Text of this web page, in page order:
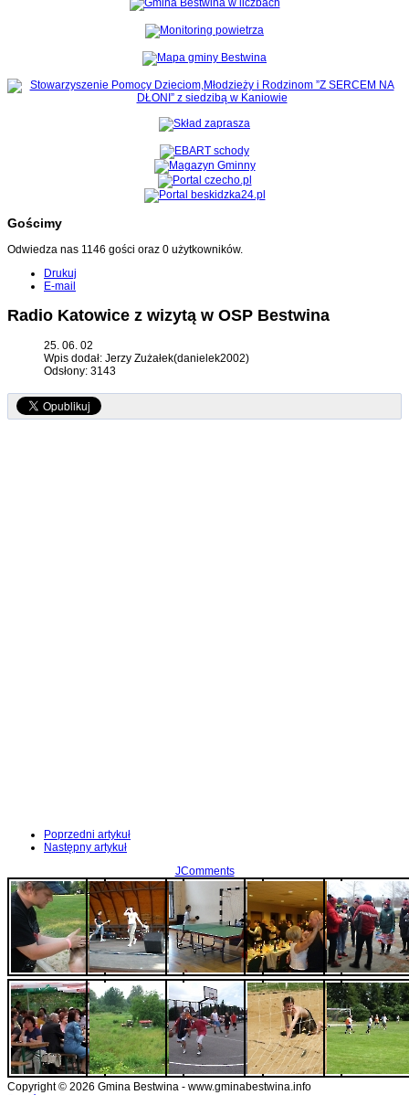
Gościmy
Odwiedza nas 1146 gości oraz 0 użytkowników.
Drukuj
E-mail
Radio Katowice z wizytą w OSP Bestwina
25. 06. 02
Wpis dodał: Jerzy Zużałek(danielek2002)
Odsłony: 3143
Poprzedni artykuł
Następny artykuł
JComments
Copyright © 2026 Gmina Bestwina - www.gminabestwina.info